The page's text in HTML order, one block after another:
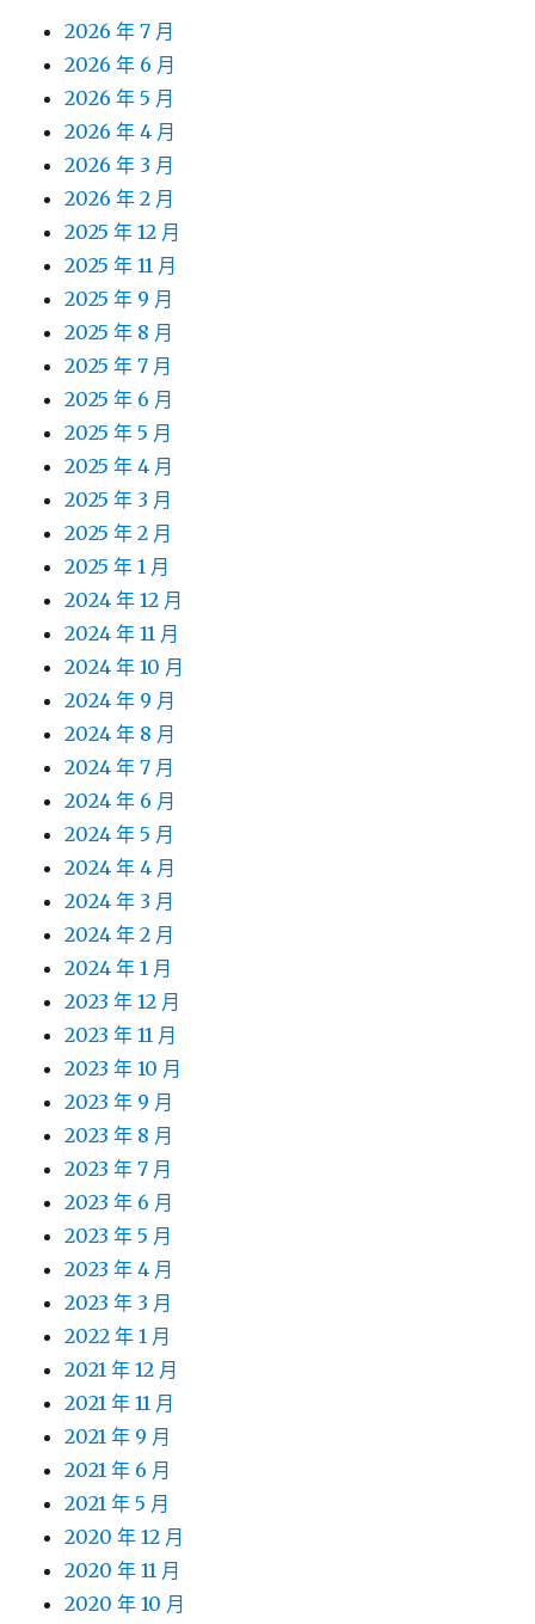
2026 年 7 月
2026 年 6 月
2026 年 5 月
2026 年 4 月
2026 年 3 月
2026 年 2 月
2025 年 12 月
2025 年 11 月
2025 年 9 月
2025 年 8 月
2025 年 7 月
2025 年 6 月
2025 年 5 月
2025 年 4 月
2025 年 3 月
2025 年 2 月
2025 年 1 月
2024 年 12 月
2024 年 11 月
2024 年 10 月
2024 年 9 月
2024 年 8 月
2024 年 7 月
2024 年 6 月
2024 年 5 月
2024 年 4 月
2024 年 3 月
2024 年 2 月
2024 年 1 月
2023 年 12 月
2023 年 11 月
2023 年 10 月
2023 年 9 月
2023 年 8 月
2023 年 7 月
2023 年 6 月
2023 年 5 月
2023 年 4 月
2023 年 3 月
2022 年 1 月
2021 年 12 月
2021 年 11 月
2021 年 9 月
2021 年 6 月
2021 年 5 月
2020 年 12 月
2020 年 11 月
2020 年 10 月